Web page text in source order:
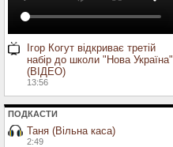
Ігор Когут відкриває третій
набір до школи "Нова Україна"
(ВІДЕО)
13:56
ПОДКАСТИ
Таня (Вільна каса)
2:49